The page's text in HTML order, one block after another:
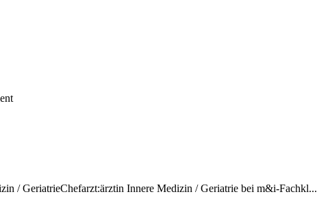
/ GeriatrieChefarzt:ärztin Innere Medizin / Geriatrie bei m&i-Fachkl...